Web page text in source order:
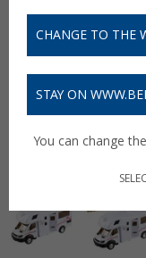
CHANGE TO THE
STAY ON
You can change